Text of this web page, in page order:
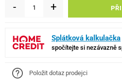
- +
Splátková kalkulačka
spočítejte si nezávazně
Položit dotaz prodejci